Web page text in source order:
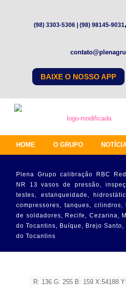
(98) 3303-5306 | (98) 98145-9031
BAIXE O NOSSO APP
HOME O GRUPO
Plena Grupo calibração RBC
NR 13 vasos de pressão,
testes, estanqueidade,
compressores, tanques,
de soldadores, Recife, Cezarina,
do Tocantins, Buíque, Brejo
do Tocantins
R: 136 G: 255 B: 159 X:54188